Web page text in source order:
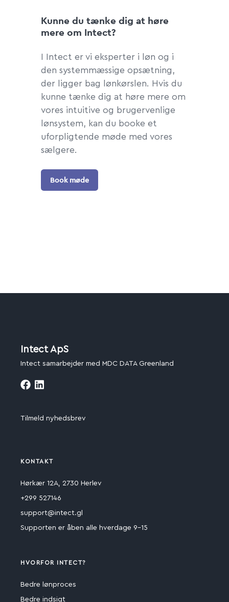
Kunne du tænke dig at høre
mere om Intect?
I Intect er vi eksperter i løn og i
den systemmæssige opsætning,
der ligger bag lønkørslen. Hvis du
kunne tænke dig at høre mere om
vores intuitive og brugervenlige
lønsystem, kan du booke et
uforpligtende møde med vores
sælgere.
Book møde
Intect ApS
Intect samarbejder med MDC DATA Greenland
Tilmeld nyhedsbrev
KONTAKT
Hørkær 12A, 2730 Herlev
+299 527146
support@intect.gl
Supporten er åben alle hverdage 9-15
HVORFOR INTECT?
Bedre lønproces
Bedre indsigt